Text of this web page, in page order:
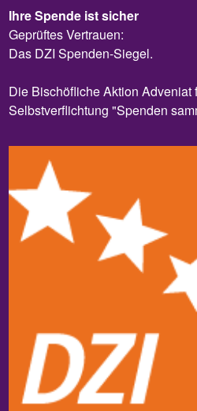
Ihre Spende ist sicher
Geprüftes Vertrauen:
Das DZI Spenden-Siegel.
Die Bischöfliche Aktion
Selbstverflichtung "Spenden